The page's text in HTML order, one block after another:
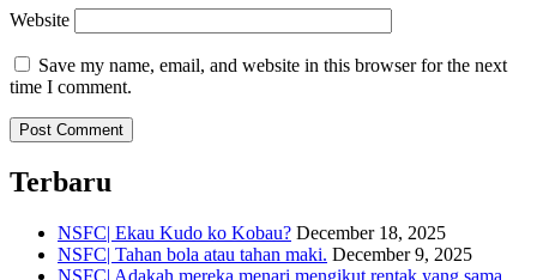
Website
Save my name, email, and website in this browser for the next
time I comment.
Terbaru
NSFC| Ekau Kudo ko Kobau? December 18, 2025
NSFC| Tahan bola atau tahan maki. December 9, 2025
NSFC| Adakah mereka menari mengikut rentak yang sama